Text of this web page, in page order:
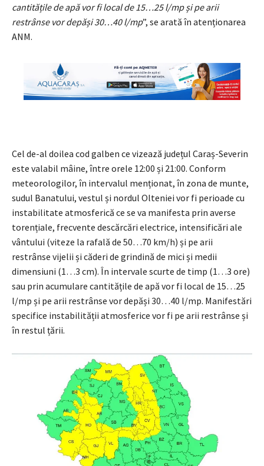
cantitățile de apă vor fi local de 15…25 l/mp și pe arii
restrânse vor depăși 30…40 l/mp”, se arată în atenționarea
ANM.
Cel de-al doilea cod galben ce vizează județul Caraș-Severin
este valabil mâine, între orele 12:00 și 21:00. Conform
meteorologilor, în intervalul menționat, în zona de munte,
sudul Banatului, vestul și nordul Olteniei vor fi perioade cu
instabilitate atmosferică ce se va manifesta prin averse
torențiale, frecvente descărcări electrice, intensificări ale
vântului (viteze la rafală de 50…70 km/h) și pe arii
restrânse vijelii și căderi de grindină de mici și medii
dimensiuni (1…3 cm). În intervale scurte de timp (1…3 ore)
sau prin acumulare cantitățile de apă vor fi local de 15…25
l/mp și pe arii restrânse vor depăși 30…40 l/mp. Manifestări
specifice instabilității atmosferice vor fi pe arii restrânse și
în restul țării.